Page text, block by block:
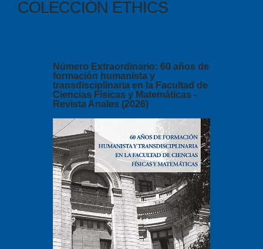
COLECCIÓN ETHICS
Número Extraordinario: 60 años de
formación humanista y
transdisciplinaria en la Facultad de
Ciencias Físicas y Matemáticas -
Revista Anales (2026)